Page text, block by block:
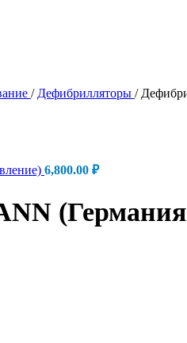
/ Дефибрилляторы /
6,800.00 ₽